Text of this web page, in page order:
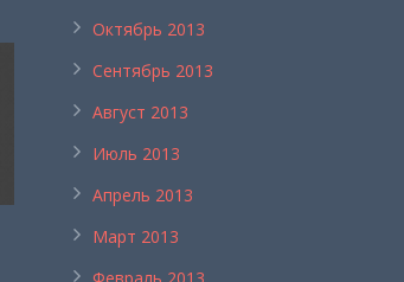
Октябрь 2013
Сентябрь 2013
Август 2013
Июль 2013
Апрель 2013
Март 2013